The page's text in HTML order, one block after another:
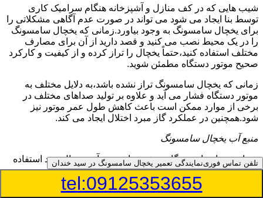
شیب هایی که در کف منازل و آشپزخانه هنگام سرامیک کاری
توسط بنا ایجاد می شود می تواند در صورت عدم آگاهی مشکلاتی را
برای یخچال سامسونگ به وجود بیاورد.زمانی که یخچال سامسونگ
را در یک محیط نصب می کنید و قصد دارید از آن برای مصارف
مختلف استفاده کنید،حتماً یخچال را تراز کرده و از کیفیت و کارکرد
صحیح موتور دستگاه مطمئن شوید.
زمانی که یخچال سامسونگ تراز نشده باشد،به دلایل مختلف به
موتور دستگاه فشار می آید و علاوه بر تولید صداهای مختلف در
برخی از موارد ممکن است باعث کاهش طول عمر موتور نیز
شود.همچنین در عملکرد گاز مبرد اختلال ایجاد می کند.
منبع آب یخچال سامسونگ
شما می توانید از دستگاه تصفیه برای منبع آب یخچال خود استفاده
کنید
در دفترچه راهنمای یخچال سامسونگ قسمت ویژه ای به منبع آب
تلفن تماس فورینمایندگی تعمیر یخچال سامسونگ در سید خندان
tel:09125353655